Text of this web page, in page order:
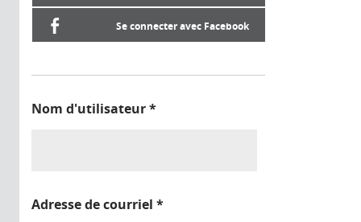
Se connecter avec Facebook
Nom d'utilisateur*
Adresse de courriel *